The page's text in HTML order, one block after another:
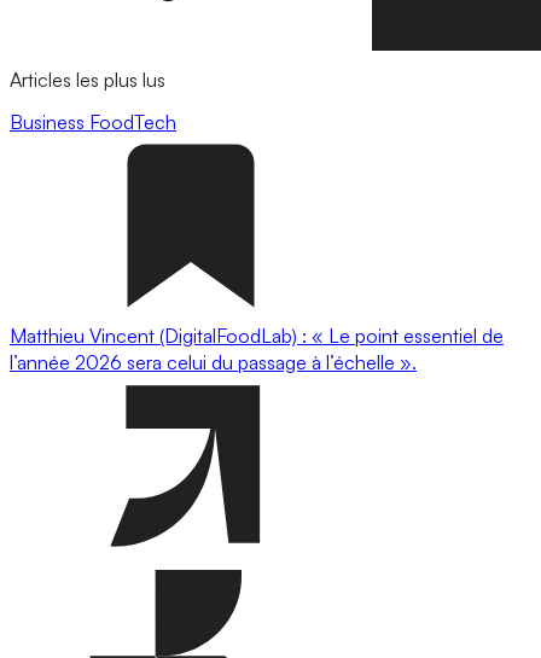
Articles les plus lus
Business FoodTech
Matthieu Vincent (DigitalFoodLab) : « Le point essentiel de
l’année 2026 sera celui du passage à l’échelle ».